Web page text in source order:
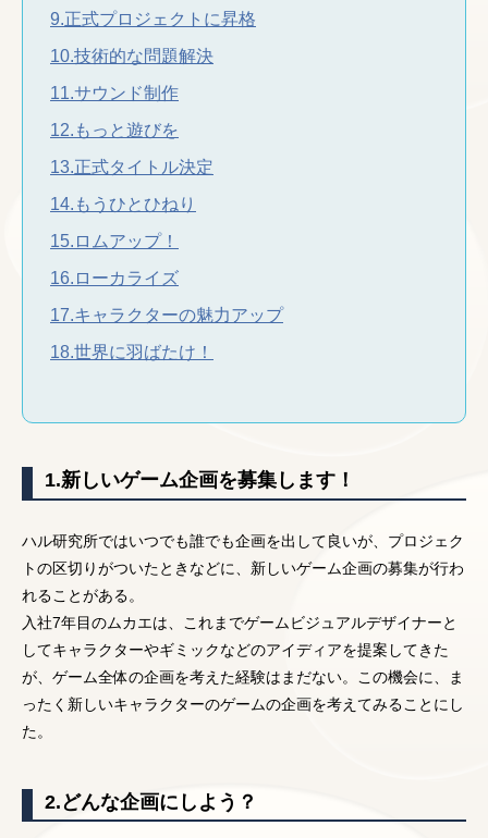
9.正式プロジェクトに昇格
10.技術的な問題解決
11.サウンド制作
12.もっと遊びを
13.正式タイトル決定
14.もうひとひねり
15.ロムアップ！
16.ローカライズ
17.キャラクターの魅力アップ
18.世界に羽ばたけ！
1.新しいゲーム企画を募集します！
ハル研究所ではいつでも誰でも企画を出して良いが、プロジェク
トの区切りがついたときなどに、新しいゲーム企画の募集が行わ
れることがある。
入社7年目のムカエは、これまでゲームビジュアルデザイナーと
してキャラクターやギミックなどのアイディアを提案してきた
が、ゲーム全体の企画を考えた経験はまだない。この機会に、ま
ったく新しいキャラクターのゲームの企画を考えてみることにし
た。
2.どんな企画にしよう？